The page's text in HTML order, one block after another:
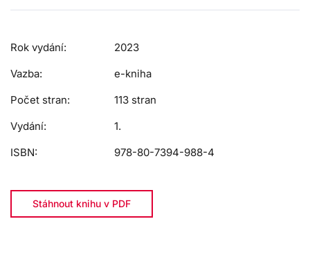
Rok vydání:
2023
Vazba:
e-kniha
Počet stran:
113 stran
Vydání:
1.
ISBN:
978-80-7394-988-4
Stáhnout knihu v PDF